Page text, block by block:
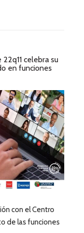
celebra su
en funciones
con el Centro
de las funciones